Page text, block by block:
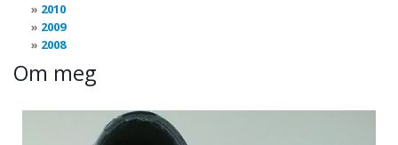
2010
2009
2008
Om meg